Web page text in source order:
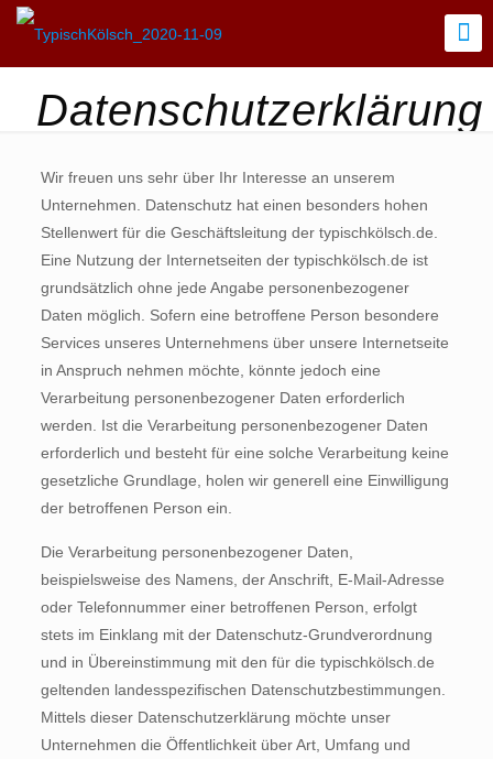
Datenschutzerklärung
Wir freuen uns sehr über Ihr Interesse an unserem
Unternehmen. Datenschutz hat einen besonders hohen
Stellenwert für die Geschäftsleitung der typischkölsch.de.
Eine Nutzung der Internetseiten der typischkölsch.de ist
grundsätzlich ohne jede Angabe personenbezogener
Daten möglich. Sofern eine betroffene Person besondere
Services unseres Unternehmens über unsere Internetseite
in Anspruch nehmen möchte, könnte jedoch eine
Verarbeitung personenbezogener Daten erforderlich
werden. Ist die Verarbeitung personenbezogener Daten
erforderlich und besteht für eine solche Verarbeitung keine
gesetzliche Grundlage, holen wir generell eine Einwilligung
der betroffenen Person ein.
Die Verarbeitung personenbezogener Daten,
beispielsweise des Namens, der Anschrift, E-Mail-Adresse
oder Telefonnummer einer betroffenen Person, erfolgt
stets im Einklang mit der Datenschutz-Grundverordnung
und in Übereinstimmung mit den für die typischkölsch.de
geltenden landesspezifischen Datenschutzbestimmungen.
Mittels dieser Datenschutzerklärung möchte unser
Unternehmen die Öffentlichkeit über Art, Umfang und